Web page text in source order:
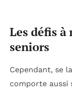
Les défis
seniors
Cependant, se
comporte aussi